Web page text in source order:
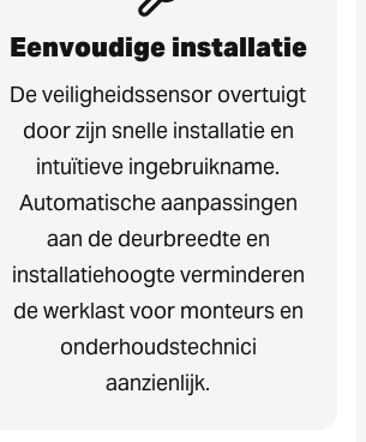
Eenvoudige installatie
De veiligheidssensor overtuigt
door zijn snelle installatie en
intuïtieve ingebruikname.
Automatische aanpassingen
aan de deurbreedte en
installatiehoogte verminderen
de werklast voor monteurs en
onderhoudstechnici
aanzienlijk.